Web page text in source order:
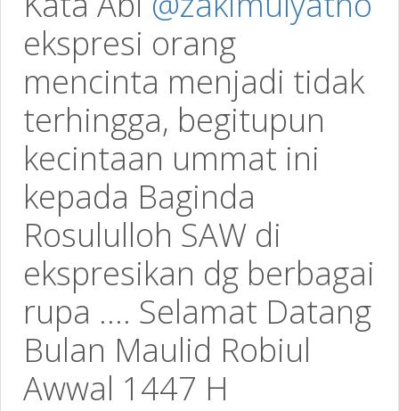
ekspresi orang
mencinta menjadi tidak
terhingga, begitupun
kecintaan ummat ini
kepada Baginda
Rosululloh SAW di
ekspresikan dg berbagai
rupa .... Selamat Datang
Bulan Maulid Robiul
Awwal 1447 H